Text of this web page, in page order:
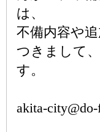
は、
不備内容や
つきまして
す。
akita-